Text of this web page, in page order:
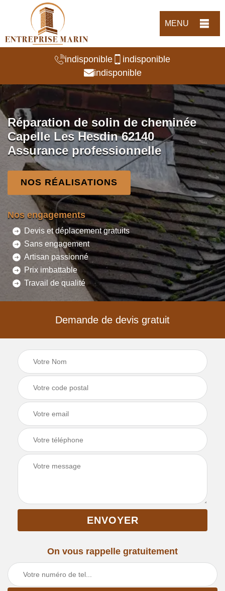
MENU
indisponible
indisponible
indisponible
Réparation de solin de cheminée
Capelle Les Hesdin 62140
Assurance professionnelle
NOS RÉALISATIONS
Nos engagements
Devis et déplacement gratuits
Sans engagement
Artisan passionné
Prix imbattable
Travail de qualité
Demande de devis gratuit
On vous rappelle gratuitement